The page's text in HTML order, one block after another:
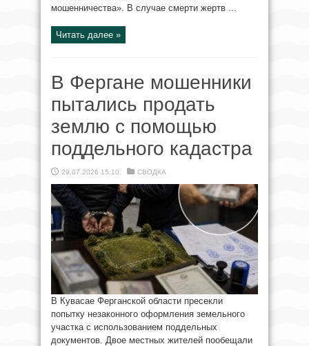
мошенничества». В случае смерти жертв ...
Читать далее »
В Фергане мошенники
пытались продать
землю с помощью
поддельного кадастра
29.07.2026 15:10 СВОДКА
В Кувасае Ферганской области пресекли
попытку незаконного оформления земельного
участка с использованием поддельных
документов. Двое местных жителей пообещали